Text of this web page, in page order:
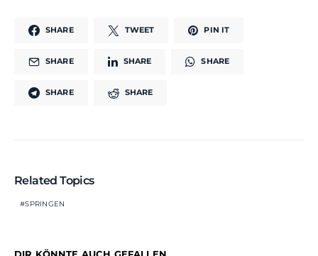
SHARE TWEET PIN IT
SHARE SHARE SHARE
SHARE SHARE
Related Topics
SPRINGEN